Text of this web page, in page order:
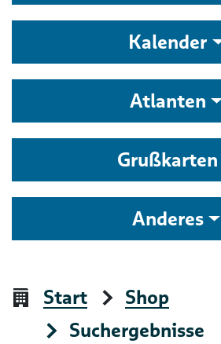
Kalender
Atlanten
Grußkarten
Anderes
Start
Shop
Suchergebnisse